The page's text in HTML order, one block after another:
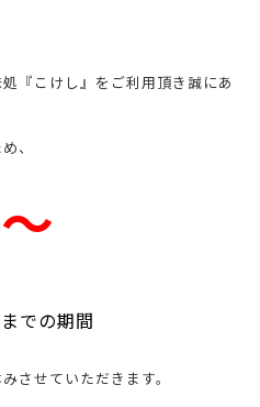
『こけし』をご利用頂き誠にあ
、
までの期間
させていただきます。